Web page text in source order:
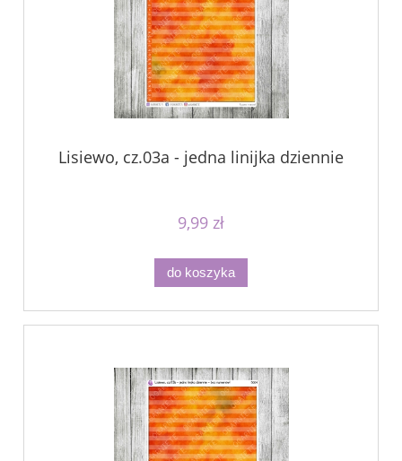
Lisiewo, cz.03a - jedna linijka dziennie
9,99 zł
do koszyka